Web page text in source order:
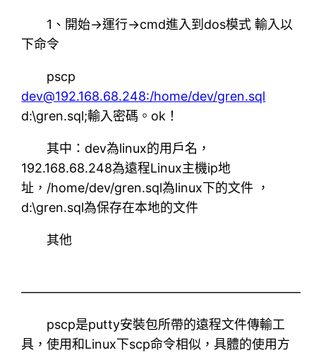
1、開始→運行→cmd進入到dos模式 輸入以
下命令
pscp
dev@192.168.68.248:/home/dev/gren.sql
d:\gren.sql;輸入密碼。ok！
其中：dev為linux的用戶名，
192.168.68.248為遠程Linux主機ip地
址，/home/dev/gren.sql為linux下的文件 ，
d:\gren.sql為保存在本地的文件
其他
——————————————————————
pscp是putty安裝包所帶的遠程文件傳輸工
具，使用和Linux下scp命令相似，具體的使用方